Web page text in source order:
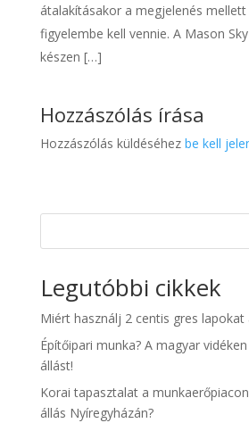
átalakításakor a megjelenés
figyelembe kell vennie. A Mason
készen […]
Hozzászólás írása
Hozzászólás küldéséhez be kell
Legutóbbi cikkek
Miért használj 2 centis gres lapokat
Építőipari munka? A magyar
állást!
Korai tapasztalat a
állás Nyíregyházán?